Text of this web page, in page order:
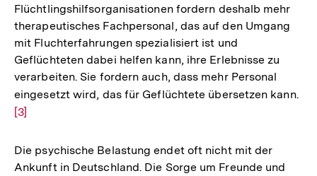
Auflösung
der
Fußnote
Flüchtlingshilfsorganisationen fordern deshalb mehr
therapeutisches Fachpersonal, das auf den Umgang
mit Fluchterfahrungen spezialisiert ist und
Geflüchteten dabei helfen kann, ihre Erlebnisse zu
verarbeiten. Sie fordern auch, dass mehr Personal
eingesetzt wird, das für Geflüchtete übersetzen kann.Zur
[3]
Die psychische Belastung endet oft nicht mit der
Ankunft in Deutschland. Die Sorge um Freunde und